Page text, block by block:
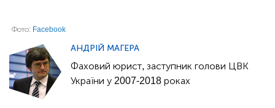
Фото: Facebook
АНДРІЙ МАГЕРА
Фаховий юрист, заступник голови ЦВК
України у 2007-2018 роках